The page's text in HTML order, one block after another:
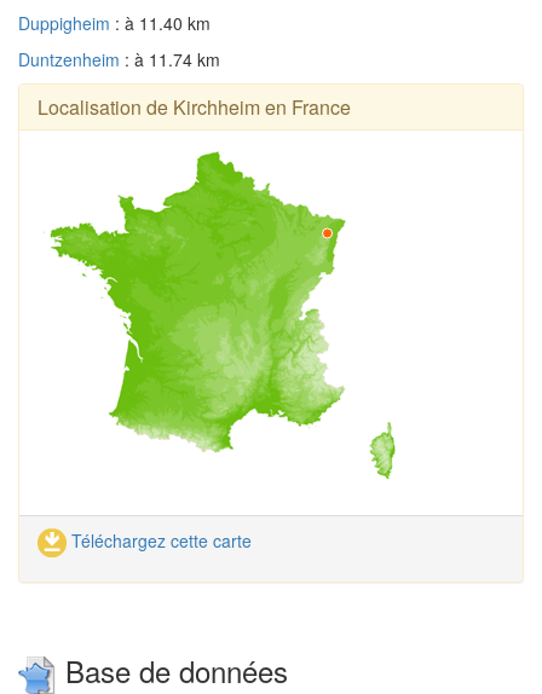
Duppigheim : à 11.40 km
Duntzenheim : à 11.74 km
Localisation de Kirchheim en France
Téléchargez cette carte
Base de données